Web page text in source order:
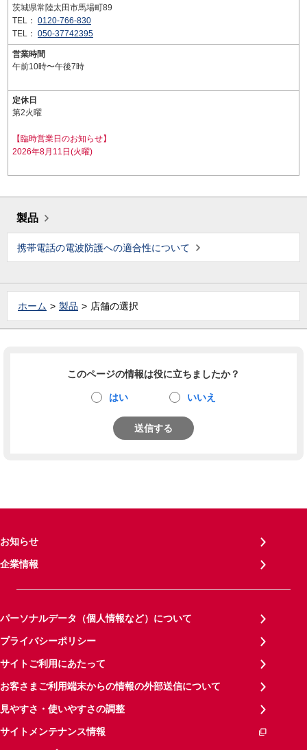
茨城県常陸太田市馬場町89
TEL： 0120-766-830
TEL： 050-37742395
営業時間
午前10時〜午後7時
定休日
第2火曜
【臨時営業日のお知らせ】
2026年8月11日(火曜)
製品
携帯電話の電波防護への適合性について
ホーム 製品 店舗の選択
このページの情報は役に立ちましたか？
はい いいえ
送信する
お知らせ
企業情報
パーソナルデータ（個人情報など）について
プライバシーポリシー
サイトご利用にあたって
お客さまご利用端末からの情報の外部送信について
見やすさ・使いやすさの調整
サイトメンテナンス情報